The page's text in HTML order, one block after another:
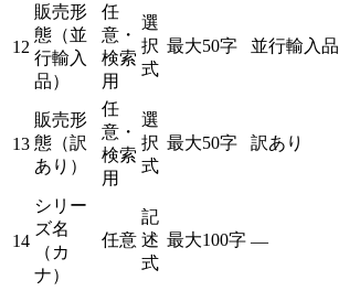
12
販売形
態（並
行輸入
品）
任
意・
検索
用
選
択
式
最大50字 並行輸入品
13
販売形
態（訳
あり）
任
意・
検索
用
選
択
式
最大50字 訳あり
14
シリー
ズ名
（カ
ナ）
任意
記
述
式
最大100字 —